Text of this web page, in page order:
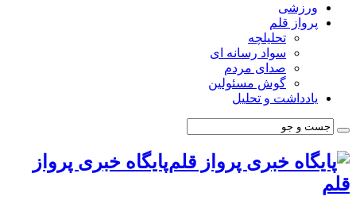
ورزشی
پرواز قلم
تحلیلچه
سواد رسانه ای
صدای مردم
گوش مسئولین
یادداشت و تحلیل
پایگاه خبری پرواز
قلم